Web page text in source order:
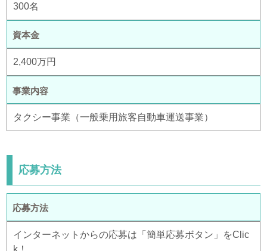
300名
資本金
2,400万円
事業内容
タクシー事業（一般乗用旅客自動車運送事業）
応募方法
応募方法
インターネットからの応募は「簡単応募ボタン」をClic
k！